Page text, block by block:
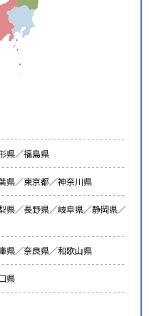
県／福島県
県／東京都／神奈川県
県／長野県／岐阜県／静岡県／
県／奈良県／和歌山県
県